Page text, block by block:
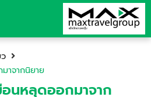
าจากนิยาย
นหลุดออกมาจาก